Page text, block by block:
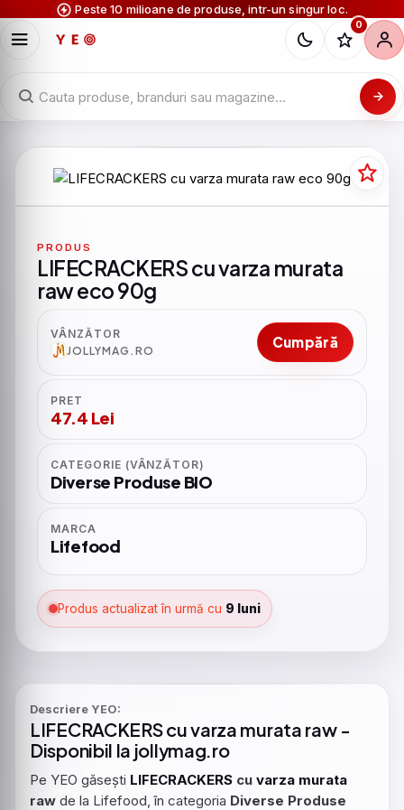
Peste 10 milioane de produse, intr-un singur loc.
0
PRODUS
LIFECRACKERS cu varza murata
raw eco 90g
VÂNZĂTOR
JOLLYMAG.RO
Cumpără
PRET
47.4 Lei
CATEGORIE (VÂNZĂTOR)
Diverse Produse BIO
MARCA
Lifefood
Produs actualizat în urmă cu 9 luni
Descriere YEO:
LIFECRACKERScuvarza murata raw -
Disponibil la jollymag.ro
Pe YEO găsești LIFECRACKERS cu varza murata
raw de la Lifefood, în categoria Diverse Produse